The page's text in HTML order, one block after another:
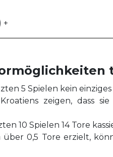
+
5 Spielen kein
zeigen, dass
10 Spielen 14 Tore
über 0,5 Tore erzielt,